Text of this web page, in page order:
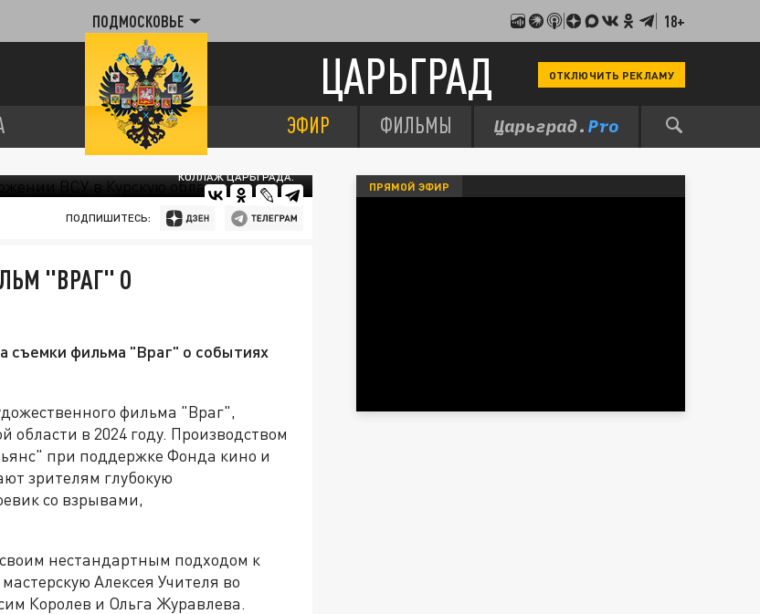
ПОДМОСКОВЬЕ 18+
ЦАРЬГРАД ОТКЛЮЧИТЬ РЕКЛАМУ
ЭФИР ФИЛЬМЫ
КОЛЛАЖ ЦАРЬГРАДА.
ПОДПИШИТЕСЬ:
"ВРАГ" О
съемки фильма "Враг" о событиях
фильма "Враг",
в 2024 году. Производством
при поддержке Фонда кино и
зрителям глубокую
со взрывами,
нестандартным подходом к
Алексея Учителя во
Королев и Ольга Журавлева.
ПРЯМОЙ ЭФИР